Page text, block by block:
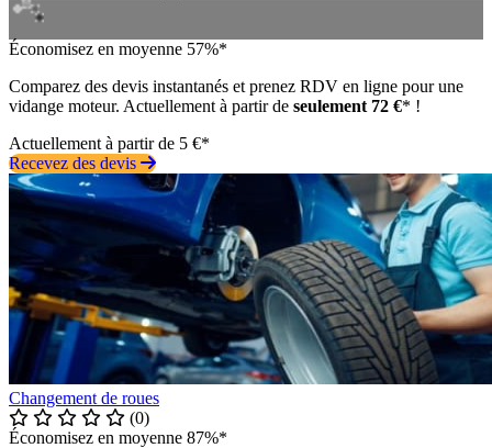
Économisez en moyenne 57%*
Comparez des devis instantanés et prenez RDV en ligne pour une
vidange moteur. Actuellement à partir de seulement 72 €* !
Actuellement à partir de 5 €*
Recevez des devis
Changement de roues
(0)
Économisez en moyenne 87%*